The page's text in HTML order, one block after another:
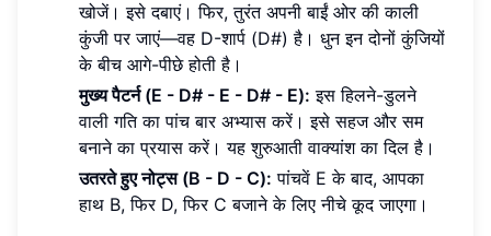
खोजें। इसे दबाएं। फिर, तुरंत अपनी बाईं ओर की काली
कुंजी पर जाएं—वह D-शार्प (D#) है। धुन इन दोनों कुंजियों
के बीच आगे-पीछे होती है।
मुख्य पैटर्न (E - D# - E - D# - E): इस हिलने-डुलने
वाली गति का पांच बार अभ्यास करें। इसे सहज और सम
बनाने का प्रयास करें। यह शुरुआती वाक्यांश का दिल है।
उतरते हुए नोट्स (B - D - C): पांचवें E के बाद, आपका
हाथ B, फिर D, फिर C बजाने के लिए नीचे कूद जाएगा।